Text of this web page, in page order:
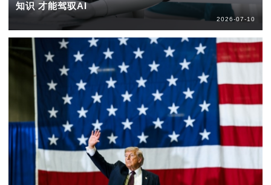
知识 才能驾驭AI
2026-07-10